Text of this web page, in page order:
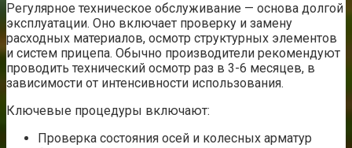
Регулярное техническое обслуживание — основа долгой
эксплуатации. Оно включает проверку и замену
расходных материалов, осмотр структурных элементов
и систем прицепа. Обычно производители рекомендуют
проводить технический осмотр раз в 3-6 месяцев, в
зависимости от интенсивности использования.
Ключевые процедуры включают:
Проверка состояния осей и колесных арматур